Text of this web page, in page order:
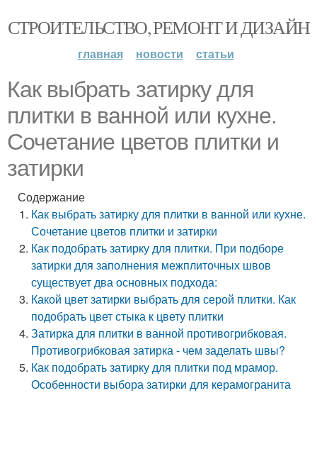
СТРОИТЕЛЬСТВО, РЕМОНТ И ДИЗАЙН
главная новости статьи
Как выбрать затирку для
плитки в ванной или кухне.
Сочетание цветов плитки и
затирки
Содержание
Как выбрать затирку для плитки в ванной или кухне.
Сочетание цветов плитки и затирки
Как подобрать затирку для плитки. При подборе
затирки для заполнения межплиточных швов
существует два основных подхода:
Какой цвет затирки выбрать для серой плитки. Как
подобрать цвет стыка к цвету плитки
Затирка для плитки в ванной противогрибковая.
Противогрибковая затирка - чем заделать швы?
Как подобрать затирку для плитки под мрамор.
Особенности выбора затирки для керамогранита